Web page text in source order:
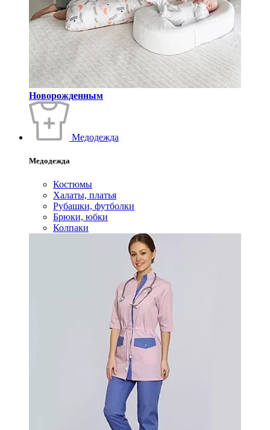
Новорожденным
Медодежда
Медодежда
Костюмы
Халаты, платья
Рубашки, футболки
Брюки, юбки
Колпаки